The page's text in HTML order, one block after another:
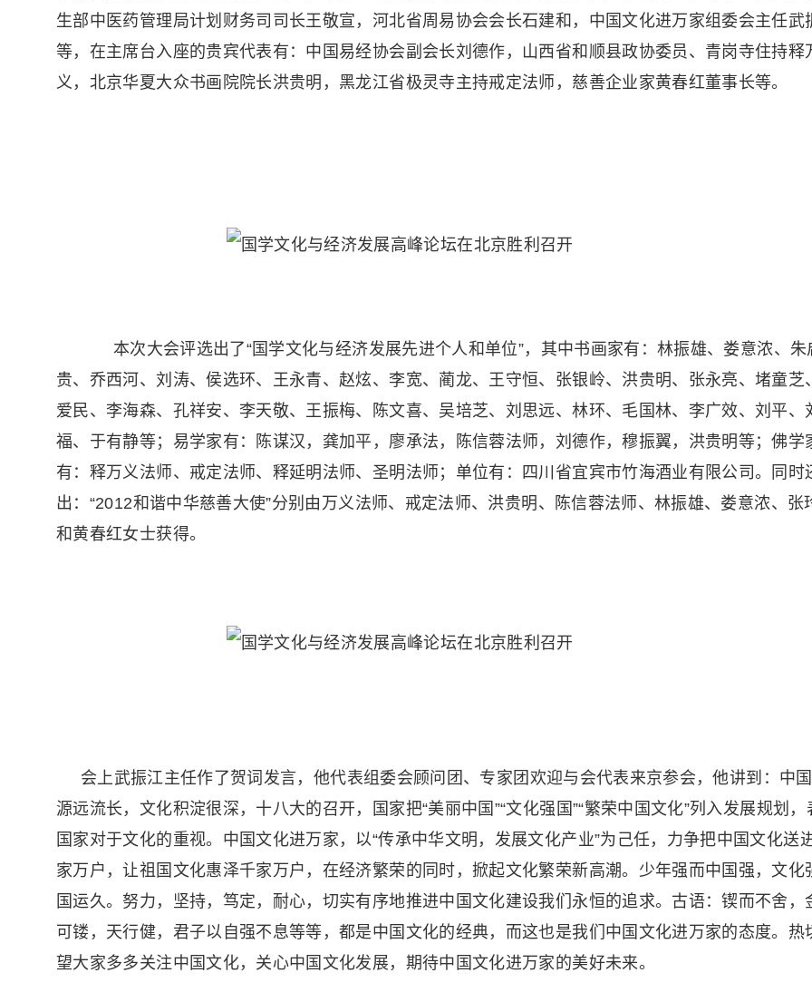
生部中医药管理局计划财务司司长王敬宣，河北省周易协会会长石建和，中国文化进万家组委会主任武
等，在主席台入座的贵宾代表有：中国易经协会副会长刘德作，山西省和顺县政协委员、青岗寺住持释
义，北京华夏大众书画院院长洪贵明，黑龙江省极灵寺主持戒定法师，慈善企业家黄春红董事长等。
本次大会评选出了“国学文化与经济发展先进个人和单位”，其中书画家有：林振雄、娄意浓、朱
贵、乔西河、刘涛、侯选环、王永青、赵炫、李宽、蔺龙、王守恒、张银岭、洪贵明、张永亮、堵童芝
爱民、李海森、孔祥安、李天敬、王振梅、陈文喜、吴培芝、刘思远、林环、毛国林、李广效、刘平、
福、于有静等；易学家有：陈谋汉，龚加平，廖承法，陈信蓉法师，刘德作，穆振翼，洪贵明等；佛学
有：释万义法师、戒定法师、释延明法师、圣明法师；单位有：四川省宜宾市竹海酒业有限公司。同时
出：“2012和谐中华慈善大使”分别由万义法师、戒定法师、洪贵明、陈信蓉法师、林振雄、娄意浓、张
和黄春红女士获得。
会上武振江主任作了贺词发言，他代表组委会顾问团、专家团欢迎与会代表来京参会，他讲到：中
源远流长，文化积淀很深，十八大的召开，国家把“美丽中国”“文化强国”“繁荣中国文化”列入发展规划，
国家对于文化的重视。中国文化进万家，以“传承中华文明，发展文化产业”为己任，力争把中国文化送
家万户，让祖国文化惠泽千家万户，在经济繁荣的同时，掀起文化繁荣新高潮。少年强而中国强，文化
国运久。努力，坚持，笃定，耐心，切实有序地推进中国文化建设我们永恒的追求。古语：锲而不舍，
可镂，天行健，君子以自强不息等等，都是中国文化的经典，而这也是我们中国文化进万家的态度。热
望大家多多关注中国文化，关心中国文化发展，期待中国文化进万家的美好未来。